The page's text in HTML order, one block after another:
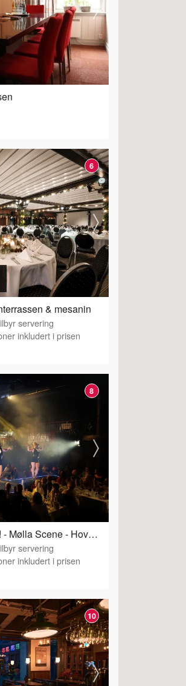
6
& mesanin
servering
inkludert i prisen
8
Wallmans egen storstue! - Mølla Scene - Hovedsalen
servering
inkludert i prisen
10